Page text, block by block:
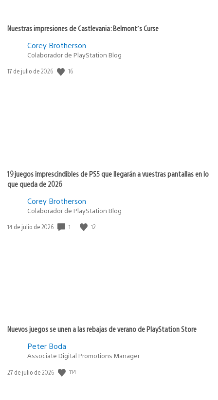
Nuestras impresiones de Castlevania: Belmont’s Curse
Corey Brotherson
Colaborador de PlayStation Blog
Fecha
17 de julio de 2026 16
19 juegos imprescindibles de PS5 que llegarán a vuestras pantallas en lo
que queda de 2026
Corey Brotherson
Colaborador de PlayStation Blog
Fecha
14 de julio de 2026 1 12
Nuevos juegos se unen a las rebajas de verano de PlayStation Store
Peter Boda
Associate Digital Promotions Manager
Fecha
27 de julio de 2026 114